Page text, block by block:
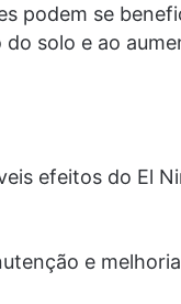
podem se
solo e ao
efeitos do El
e